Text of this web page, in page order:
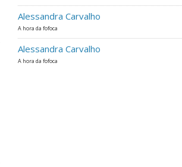
Alessandra Carvalho
A hora da fofoca
Alessandra Carvalho
A hora da fofoca